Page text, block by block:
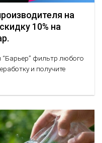
на
10% на
фильтр любого
и получите